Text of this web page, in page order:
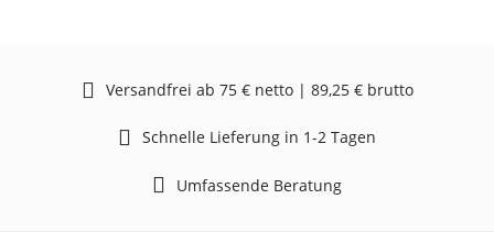
Versandfrei ab 75 € netto | 89,25 € brutto
Schnelle Lieferung in 1-2 Tagen
Umfassende Beratung